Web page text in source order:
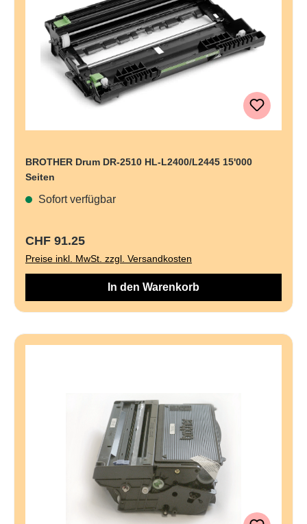
BROTHER Drum DR-2510 HL-L2400/L2445 15'000
Seiten
Sofort verfügbar
Regulärer Preis:
CHF 91.25
Preise inkl. MwSt. zzgl. Versandkosten
In den Warenkorb